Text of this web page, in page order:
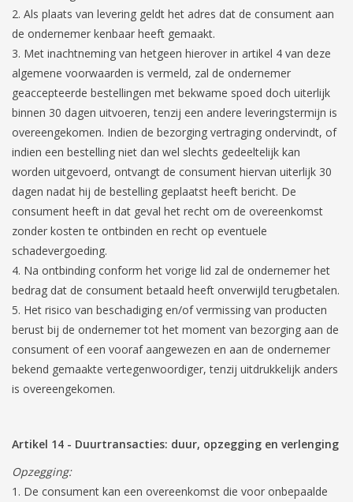
Als plaats van levering geldt het adres dat de consument aan
de ondernemer kenbaar heeft gemaakt.
Met inachtneming van hetgeen hierover in artikel 4 van deze
algemene voorwaarden is vermeld, zal de ondernemer
geaccepteerde bestellingen met bekwame spoed doch uiterlijk
binnen 30 dagen uitvoeren, tenzij een andere leveringstermijn is
overeengekomen. Indien de bezorging vertraging ondervindt, of
indien een bestelling niet dan wel slechts gedeeltelijk kan
worden uitgevoerd, ontvangt de consument hiervan uiterlijk 30
dagen nadat hij de bestelling geplaatst heeft bericht. De
consument heeft in dat geval het recht om de overeenkomst
zonder kosten te ontbinden en recht op eventuele
schadevergoeding.
Na ontbinding conform het vorige lid zal de ondernemer het
bedrag dat de consument betaald heeft onverwijld terugbetalen.
Het risico van beschadiging en/of vermissing van producten
berust bij de ondernemer tot het moment van bezorging aan de
consument of een vooraf aangewezen en aan de ondernemer
bekend gemaakte vertegenwoordiger, tenzij uitdrukkelijk anders
is overeengekomen.
Artikel 14 - Duurtransacties: duur, opzegging en verlenging
Opzegging:
De consument kan een overeenkomst die voor onbepaalde